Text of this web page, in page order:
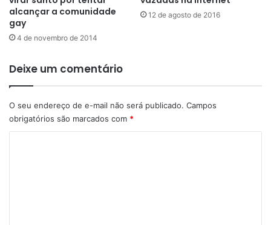
alcançar a comunidade
gay
4 de novembro de 2014
12 de agosto de 2016
Deixe um comentário
O seu endereço de e-mail não será publicado. Campos
obrigatórios são marcados com *